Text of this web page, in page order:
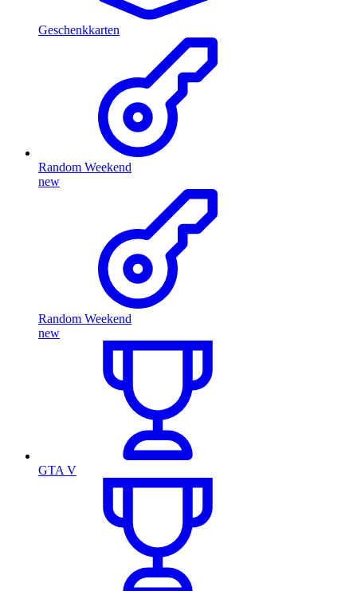
Geschenkkarten
Random Weekend
new
Random Weekend
new
GTA V